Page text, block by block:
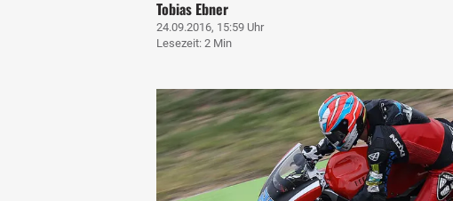
Tobias Ebner
24.09.2016, 15:59 Uhr
Lesezeit: 2 Min